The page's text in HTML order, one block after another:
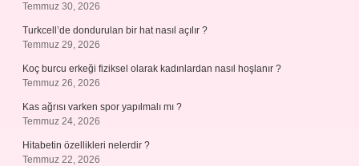
Temmuz 30, 2026
Turkcell’de dondurulan bir hat nasıl açılır ?
Temmuz 29, 2026
Koç burcu erkeği fiziksel olarak kadınlardan nasıl hoşlanır ?
Temmuz 26, 2026
Kas ağrısı varken spor yapılmalı mı ?
Temmuz 24, 2026
Hitabetin özellikleri nelerdir ?
Temmuz 22, 2026